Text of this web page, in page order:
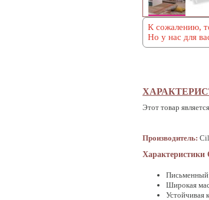
К сожалению,
Но у нас для
Этот товар
Производитель:
Характеристики
Письменный
Широкая
Устойчивая